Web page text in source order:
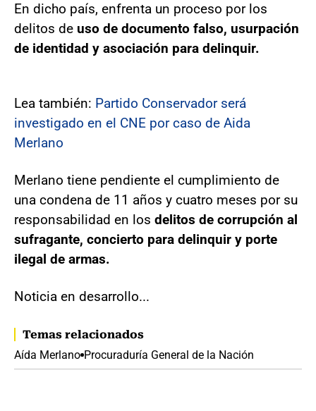
En dicho país, enfrenta un proceso por los
delitos de uso de documento falso, usurpación
de identidad y asociación para delinquir.
Lea también: Partido Conservador será
investigado en el CNE por caso de Aida
Merlano
Merlano tiene pendiente el cumplimiento de
una condena de 11 años y cuatro meses por su
responsabilidad en los delitos de corrupción al
sufragante, concierto para delinquir y porte
ilegal de armas.
Noticia en desarrollo...
Temas relacionados
Aída Merlano Procuraduría General de la Nación